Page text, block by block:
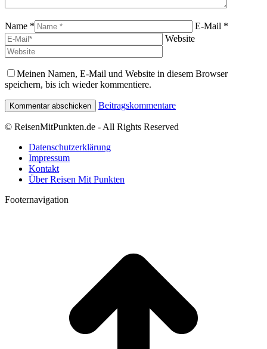
Name *
E-Mail *
Website
Meinen Namen, E-Mail und Website in diesem Browser
speichern, bis ich wieder kommentiere.
Beitragskommentare
© ReisenMitPunkten.de - All Rights Reserved
Datenschutzerklärung
Impressum
Kontakt
Über Reisen Mit Punkten
Footernavigation